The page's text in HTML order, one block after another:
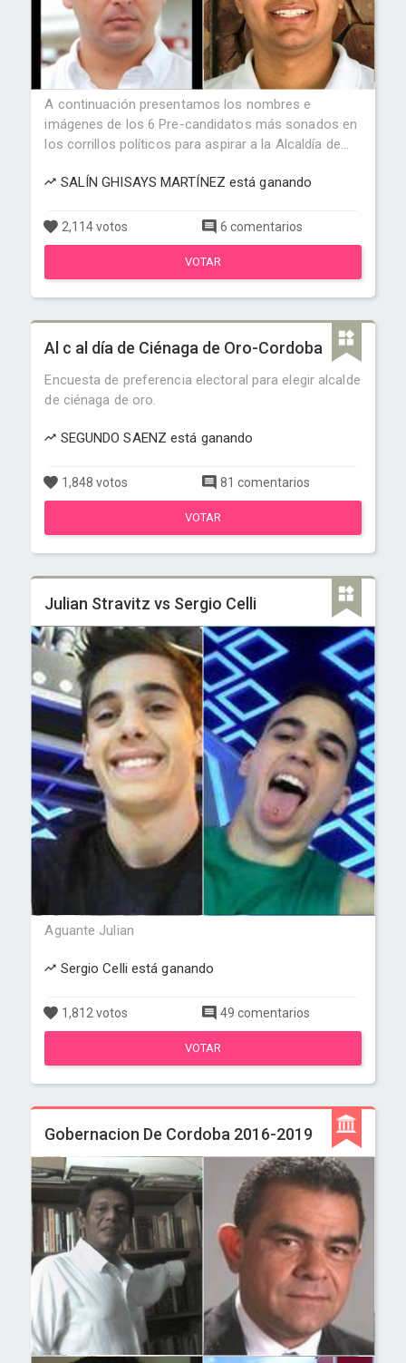
A continuación presentamos los nombres e
imágenes de los 6 Pre-candidatos más sonados en
los corrillos políticos para aspirar a la Alcaldía de...
SALÍN GHISAYS MARTÍNEZ está ganando
2,114 votos 6 comentarios
VOTAR
Al c al día de Ciénaga de Oro-Cordoba
Encuesta de preferencia electoral para elegir alcalde
de ciénaga de oro.
SEGUNDO SAENZ está ganando
1,848 votos 81 comentarios
VOTAR
Julian Stravitz vs Sergio Celli
Aguante Julian
Sergio Celli está ganando
1,812 votos 49 comentarios
VOTAR
Gobernacion De Cordoba 2016-2019